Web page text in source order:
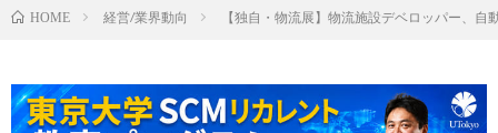
HOME 経営/業界動向 【独自・物流展】物流施設デベロッパー、